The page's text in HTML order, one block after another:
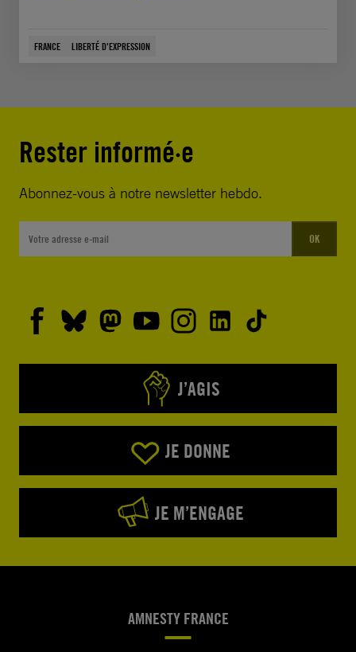
FRANCE LIBERTÉ D'EXPRESSION
Rester informé·e
Abonnez-vous à notre newsletter hebdo.
OK
J’AGIS
JE DONNE
JE M’ENGAGE
AMNESTY FRANCE